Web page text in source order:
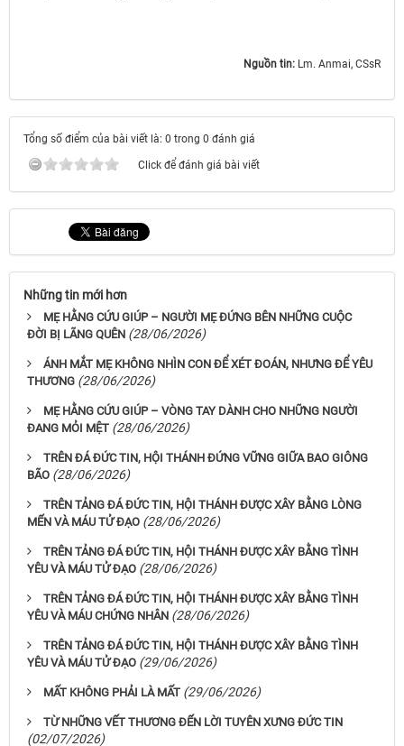
Nguồn tin: Lm. Anmai, CSsR
Tổng số điểm của bài viết là: 0 trong 0 đánh giá
Click để đánh giá bài viết
Những tin mới hơn
MẸ HẰNG CỨU GIÚP – NGƯỜI MẸ ĐỨNG BÊN NHỮNG CUỘC
ĐỜI BỊ LÃNG QUÊN (28/06/2026)
ÁNH MẮT MẸ KHÔNG NHÌN CON ĐỂ XÉT ĐOÁN, NHƯNG ĐỂ YÊU
THƯƠNG (28/06/2026)
MẸ HẰNG CỨU GIÚP – VÒNG TAY DÀNH CHO NHỮNG NGƯỜI
ĐANG MỎI MỆT (28/06/2026)
TRÊN ĐÁ ĐỨC TIN, HỘI THÁNH ĐỨNG VỮNG GIỮA BAO GIÔNG
BÃO (28/06/2026)
TRÊN TẢNG ĐÁ ĐỨC TIN, HỘI THÁNH ĐƯỢC XÂY BẰNG LÒNG
MẾN VÀ MÁU TỬ ĐẠO (28/06/2026)
TRÊN TẢNG ĐÁ ĐỨC TIN, HỘI THÁNH ĐƯỢC XÂY BẰNG TÌNH
YÊU VÀ MÁU TỬ ĐẠO (28/06/2026)
TRÊN TẢNG ĐÁ ĐỨC TIN, HỘI THÁNH ĐƯỢC XÂY BẰNG TÌNH
YÊU VÀ MÁU CHỨNG NHÂN (28/06/2026)
TRÊN TẢNG ĐÁ ĐỨC TIN, HỘI THÁNH ĐƯỢC XÂY BẰNG TÌNH
YÊU VÀ MÁU TỬ ĐẠO (29/06/2026)
MẤT KHÔNG PHẢI LÀ MẤT (29/06/2026)
TỪ NHỮNG VẾT THƯƠNG ĐẾN LỜI TUYÊN XƯNG ĐỨC TIN
(02/07/2026)